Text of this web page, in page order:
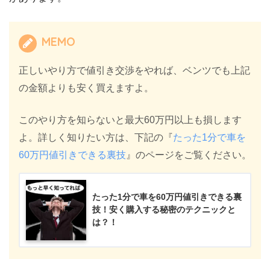
MEMO
正しいやり方で値引き交渉をやれば、ベンツでも上記
の金額よりも安く買えますよ。
このやり方を知らないと最大60万円以上も損します
よ。詳しく知りたい方は、下記の『 たった1分で車を
60万円値引きできる裏技』のページをご覧ください。
たった1分で車を60万円値引きできる裏
技！安く購入する秘密のテクニックと
は？！